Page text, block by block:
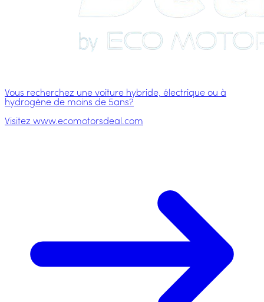
Vous recherchez une voiture hybride, électrique ou à
hydrogène de moins de 5ans?
Visitez www.ecomotorsdeal.com